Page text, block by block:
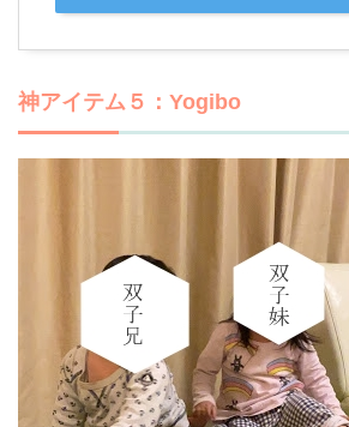
神アイテム５：Yogibo